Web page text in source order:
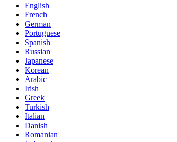
English
French
German
Portuguese
Spanish
Russian
Japanese
Korean
Arabic
Irish
Greek
Turkish
Italian
Danish
Romanian